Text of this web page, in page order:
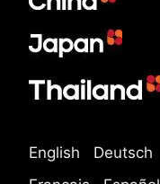
English
Deutsch